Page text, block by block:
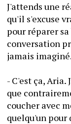
J'attends une
qu'il s'excuse
pour réparer
conversation
- C'est ça,
que
coucher avec
quelqu'un pour